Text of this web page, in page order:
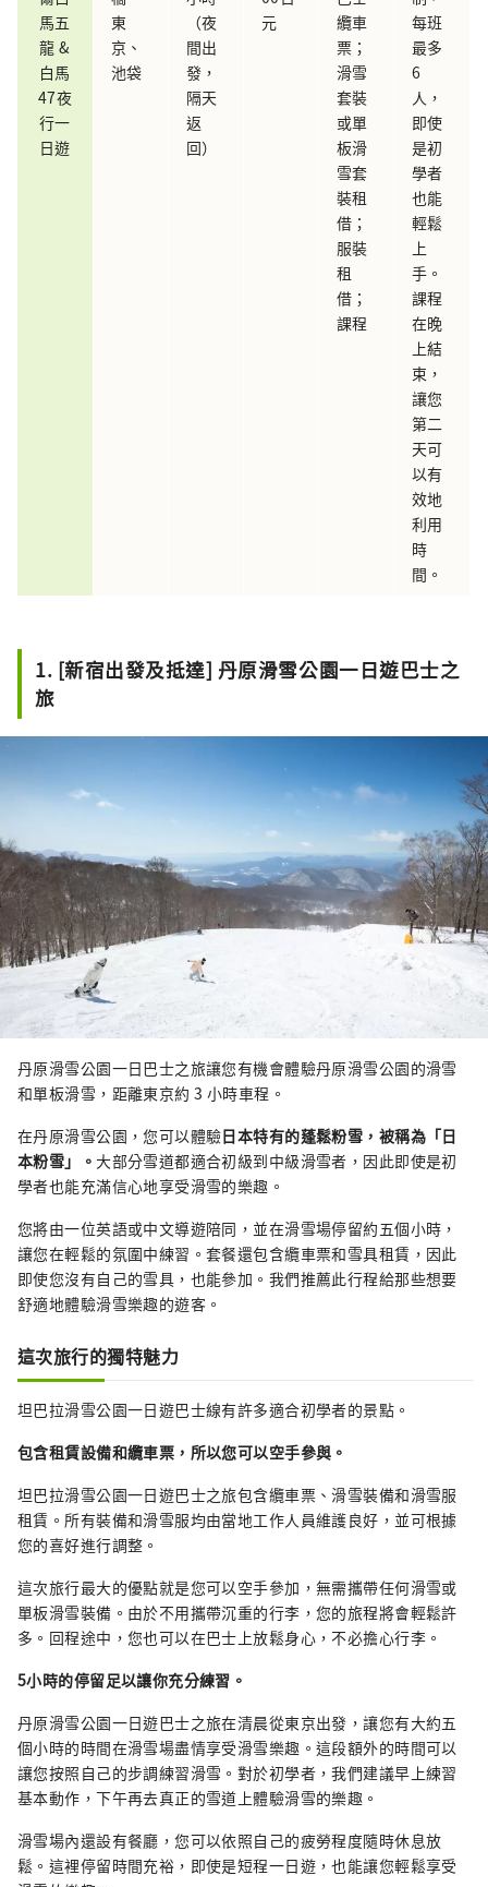
馬五
龍 &
白馬
47夜
行一
日遊
東
京、
池袋
（夜
間出
發，
隔天
返
回）
元
纜車
票；
滑雪
套裝
或單
板滑
雪套
裝租
借；
服裝
租
借；
課程
每班
最多
6
人，
即使
是初
學者
也能
輕鬆
上
手。
課程
在晚
上結
束，
讓您
第二
天可
以有
效地
利用
時
間。
1. [新宿出發及抵達] 丹原滑雪公園一日遊巴士之
旅
丹原滑雪公園一日巴士之旅讓您有機會體驗丹原滑雪公園的滑雪
和單板滑雪，距離東京約 3 小時車程。
在丹原滑雪公園，您可以體驗日本特有的蓬鬆粉雪，被稱為「日
本粉雪」。 大部分雪道都適合初級到中級滑雪者，因此即使是初
學者也能充滿信心地享受滑雪的樂趣。
您將由一位英語或中文導遊陪同，並在滑雪場停留約五個小時，
讓您在輕鬆的氛圍中練習。套餐還包含纜車票和雪具租賃，因此
即使您沒有自己的雪具，也能參加。我們推薦此行程給那些想要
舒適地體驗滑雪樂趣的遊客。
這次旅行的獨特魅力
坦巴拉滑雪公園一日遊巴士線有許多適合初學者的景點。
包含租賃設備和纜車票，所以您可以空手參與。
坦巴拉滑雪公園一日遊巴士之旅包含纜車票、滑雪裝備和滑雪服
租賃。所有裝備和滑雪服均由當地工作人員維護良好，並可根據
您的喜好進行調整。
這次旅行最大的優點就是您可以空手參加，無需攜帶任何滑雪或
單板滑雪裝備。由於不用攜帶沉重的行李，您的旅程將會輕鬆許
多。回程途中，您也可以在巴士上放鬆身心，不必擔心行李。
5小時的停留足以讓你充分練習。
丹原滑雪公園一日遊巴士之旅在清晨從東京出發，讓您有大約五
個小時的時間在滑雪場盡情享受滑雪樂趣。這段額外的時間可以
讓您按照自己的步調練習滑雪。對於初學者，我們建議早上練習
基本動作，下午再去真正的雪道上體驗滑雪的樂趣。
滑雪場內還設有餐廳，您可以依照自己的疲勞程度隨時休息放
鬆。這裡停留時間充裕，即使是短程一日遊，也能讓您輕鬆享受